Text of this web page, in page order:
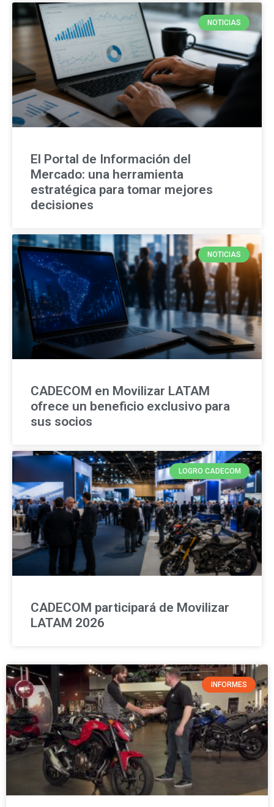
NOTICIAS
El Portal de Información del
Mercado: una herramienta
estratégica para tomar mejores
decisiones
NOTICIAS
CADECOM en Movilizar LATAM
ofrece un beneficio exclusivo para
sus socios
LOGRO CADECOM
CADECOM participará de Movilizar
LATAM 2026
INFORMES